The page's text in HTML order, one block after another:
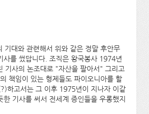
기대와 관련해서 위와 같은 정말 후안무
사를 썼답니다. 조직은 왕국봉사 1974년
기사의 논조대로 "자산을 팔아서" 그리고
책임이 있는 형제들도 파이오니아를 할
하고서는 그 이후 1975년이 지나자 이같
한 기사를 써서 전세계 증인들을 우롱했지